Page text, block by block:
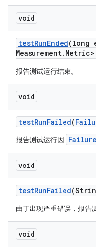
void
testRunEnded(long
Measurement.
报告测试运行结束。
void
testRunFailed(
报告测试运行因
void
testRunFailed
由于出现严重错误，报告
void